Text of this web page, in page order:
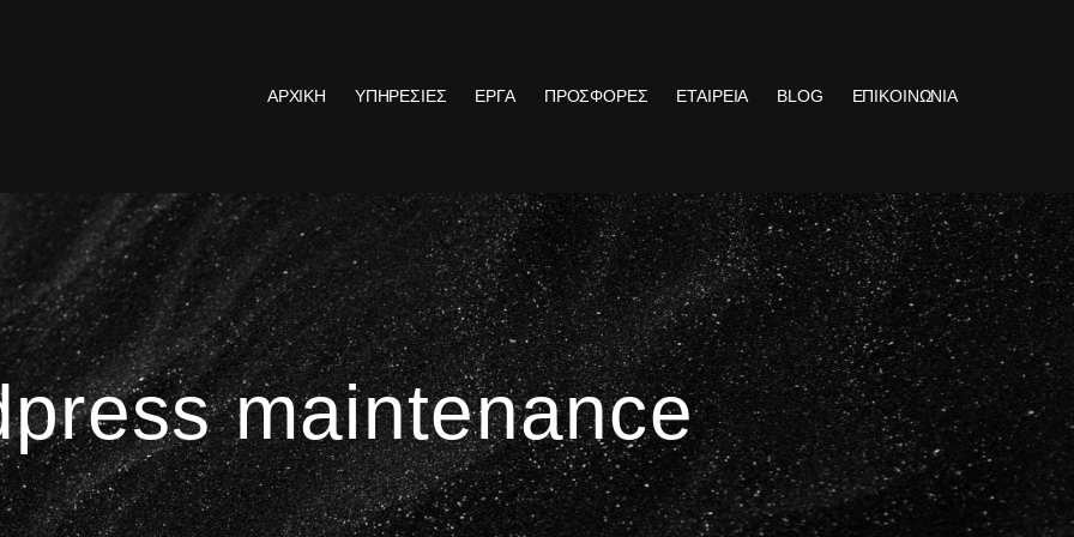
ΑΡΧΙΚΗ ΥΠΗΡΕΣΙΕΣ ΕΡΓΑ ΠΡΟΣΦΟΡΕΣ ΕΤΑΙΡΕΙΑ BLOG ΕΠΙΚΟΙΝΩΝΙΑ
maintenance